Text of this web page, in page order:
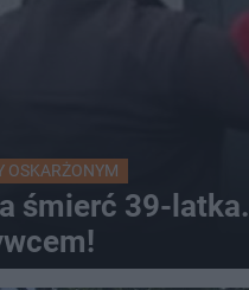
OSKARŻONYM
śmierć 39-latka.